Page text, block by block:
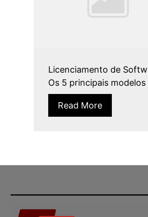
Licenciamento de
Os 5 principais modelos
Read More